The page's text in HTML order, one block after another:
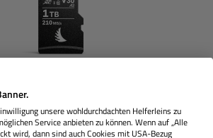
V30 MK2 1 TB
unsere wohldurchdachten Helferleins zu
Service anbieten zu können. Wenn auf „Alle
wird, dann sind auch Cookies mit USA-Bezug